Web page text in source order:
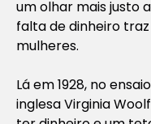
um olhar mais justo
falta de dinheiro
mulheres.
Lá em 1928, no
inglesa Virginia